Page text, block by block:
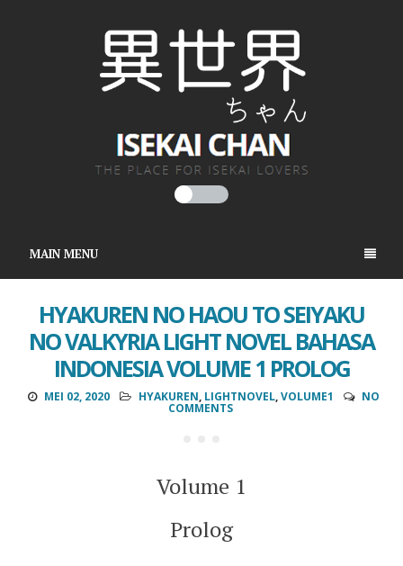
MAIN MENU
HYAKUREN NO HAOU TO SEIYAKU
NO VALKYRIA LIGHT NOVEL BAHASA
INDONESIA VOLUME 1 PROLOG
MEI 02, 2020 HYAKUREN, LIGHTNOVEL,VOLUME1 NO
COMMENTS
Volume 1
Prolog